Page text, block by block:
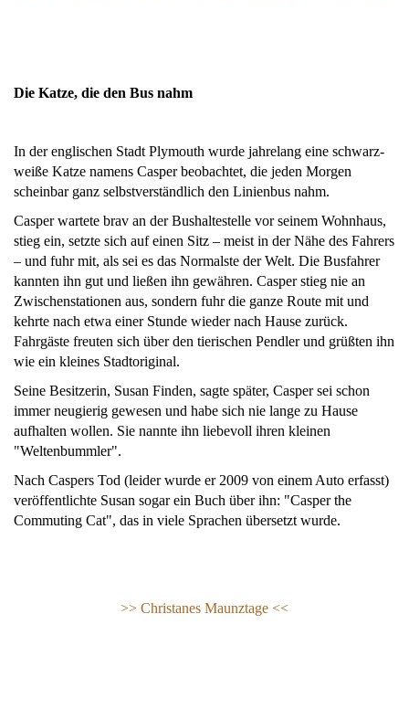
Die Katze, die den Bus nahm
In der englischen Stadt Plymouth wurde jahrelang eine schwarz-
weiße Katze namens Casper beobachtet, die jeden Morgen
scheinbar ganz selbstverständlich den Linienbus nahm.
Casper wartete brav an der Bushaltestelle vor seinem Wohnhaus,
stieg ein, setzte sich auf einen Sitz – meist in der Nähe des Fahrers
– und fuhr mit, als sei es das Normalste der Welt. Die Busfahrer
kannten ihn gut und ließen ihn gewähren. Casper stieg nie an
Zwischenstationen aus, sondern fuhr die ganze Route mit und
kehrte nach etwa einer Stunde wieder nach Hause zurück.
Fahrgäste freuten sich über den tierischen Pendler und grüßten ihn
wie ein kleines Stadtoriginal.
Seine Besitzerin, Susan Finden, sagte später, Casper sei schon
immer neugierig gewesen und habe sich nie lange zu Hause
aufhalten wollen. Sie nannte ihn liebevoll ihren kleinen
"Weltenbummler".
Nach Caspers Tod (leider wurde er 2009 von einem Auto erfasst)
veröffentlichte Susan sogar ein Buch über ihn: "Casper the
Commuting Cat", das in viele Sprachen übersetzt wurde.
>> Christanes Maunztage <<